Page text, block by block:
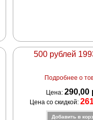
500 рублей
Подробнее о
Цена: 290,00
Цена со скидкой: